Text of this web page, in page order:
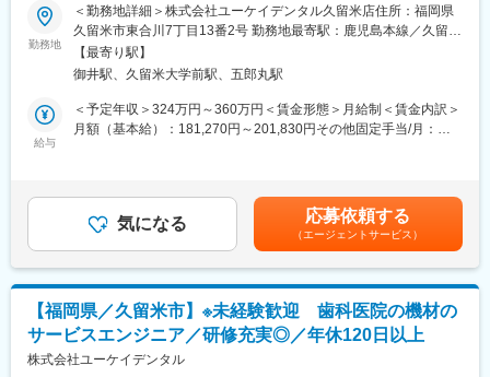
◆その他歯科用材料、予防製品など
【入社後のフォロー体制】
■配属後のOJT研修のほか、本社での集合研修を年に数回開催しま
■また、オンライン勉強会やEラーニング等が充実しており、無理
なく業界・製品知識の習得が可能です。
■歯科医院の終業後の時間帯での商談が発生することがあります
が、それを含めても平均残業は20時間程度となり、働きやすい環
境です。
■商談やメンテナンス等の対応のため、歯科医院が開業している土
曜日の勤務が発生することがあります。※振休有り
【当社の魅力】
歯科業界に特化して事業展開しており、国内で50％以上の歯科医
療機器シェアを占める商品もあり、「歯科医療機器ならヨシダ」
■職務内容：
歯科医院様、歯科技工所様に向けて歯科医療機械や器具、材料、
薬品等の提案・納品、アフターサービスを提供します。
▼詳細：
・提案する商品：歯科領域の専門的な機械や器具等、口の中で使
用する材料・薬品、受付で販売されている歯ブラシや歯磨き粉、
す。
・お客様：既にお取引のある歯科医院様、歯科技工所様
・営業手法：営業ルートを決めて定期訪問(1日約15件～20件)し受
・関係者：メーカー様（営業同行や商品の説明会実施）・院長
様、スタッフ様など。
また、他部門と連携しお客様の要望にあったサービスも提案可能
勤務地
＜勤務地詳細＞株式会社ユーケイデンタル久留米店住所：福岡県
久留米市東合川7丁目13番2号 勤務地最寄駅：鹿児島本線／久留米
駅受動喫煙対策：敷地内喫煙可能場所あり変更の範囲：会社の定
める事業所
【最寄り駅】
御井駅、久留米大学前駅、五郎丸駅
給与
＜予定年収＞324万円～360万円＜賃金形態＞月給制＜賃金内訳＞
月額（基本給）：181,270円～201,830円その他固定手当/月：
業手当＞有＜給与補足＞■昇給：年1回 ■賞与実績:年2回■年収
例：約500万円/入社10年目/監督職約650万円/入社15年目/課長職
約750万円/入社20年目/店長職賃金はあくまでも目安の金額であ
り、選考を通じて上下する可能性があります。月給(月額)は固定手
当を含めた表記です。
気になる 応募依頼する
（エージェントサービス）
【福岡県／久留米市】※未経験歓迎 歯科医院の機材の
サービスエンジニア／研修充実◎／年休120日以上
株式会社ユーケイデンタル